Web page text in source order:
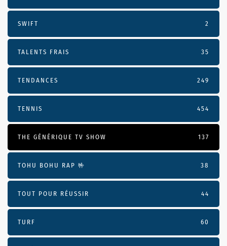
SWIFT 2
TALENTS FRAIS 35
TENDANCES 249
TENNIS 454
THE GÉNÉRIQUE TV SHOW 137
TOHU BOHU RAP 🤟 38
TOUT POUR RÉUSSIR 44
TURF 60